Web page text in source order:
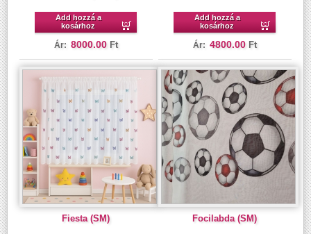
Add hozzá a
kosárhoz
Ár: 8000.00 Ft
Add hozzá a
kosárhoz
Ár: 4800.00 Ft
Fiesta (SM) Focilabda (SM)